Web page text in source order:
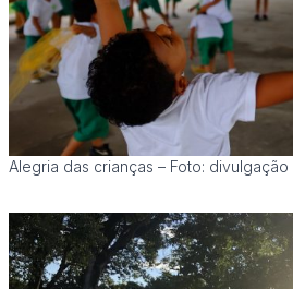
Alegria das crianças – Foto: divulgação